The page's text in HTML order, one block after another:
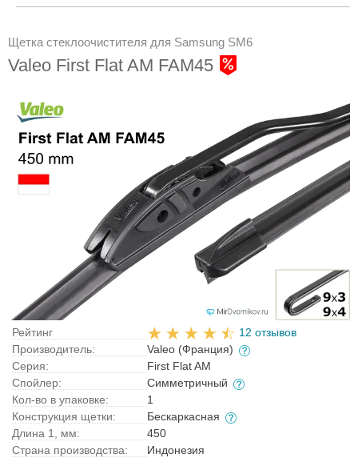
Щетка стеклоочистителя для Samsung SM6
Valeo First Flat AM FAM45
Рейтинг
12 отзывов
Производитель:
Valeo (Франция)
Серия:
First Flat AM
Спойлер:
Симметричный
Кол-во в упаковке:
1
Конструкция щетки:
Бескаркасная
Длина 1, мм:
450
Страна производства:
Индонезия